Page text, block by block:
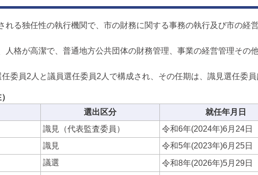
る独任性の執行機関で、市の財務に関する事務の執行及び市の経
格が高潔で、普通地方公共団体の財務管理、事業の経営管理その
委員2人と議員選任委員2人で構成され、その任期は、識見選任委員
選出区分 就任年月日
識見（代表監査委員） 令和6年(2024年)6月24日
識見 令和5年(2023年)6月25日
議選 令和8年(2026年)5月29日